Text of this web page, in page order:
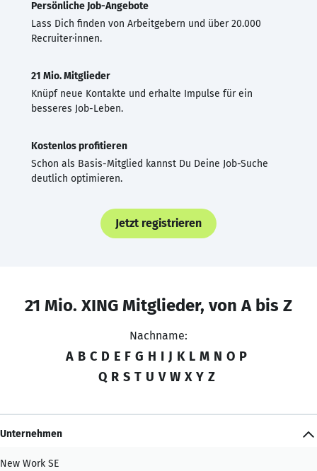
Persönliche Job-Angebote
Lass Dich finden von Arbeitgebern und über 20.000
Recruiter·innen.
21 Mio. Mitglieder
Knüpf neue Kontakte und erhalte Impulse für ein
besseres Job-Leben.
Kostenlos profitieren
Schon als Basis-Mitglied kannst Du Deine Job-Suche
deutlich optimieren.
Jetzt registrieren
21 Mio. XING Mitglieder, von A bis Z
Nachname:
A B C D E F G H I J K L M N O P
Q R S T U V W X Y Z
Unternehmen
New Work SE